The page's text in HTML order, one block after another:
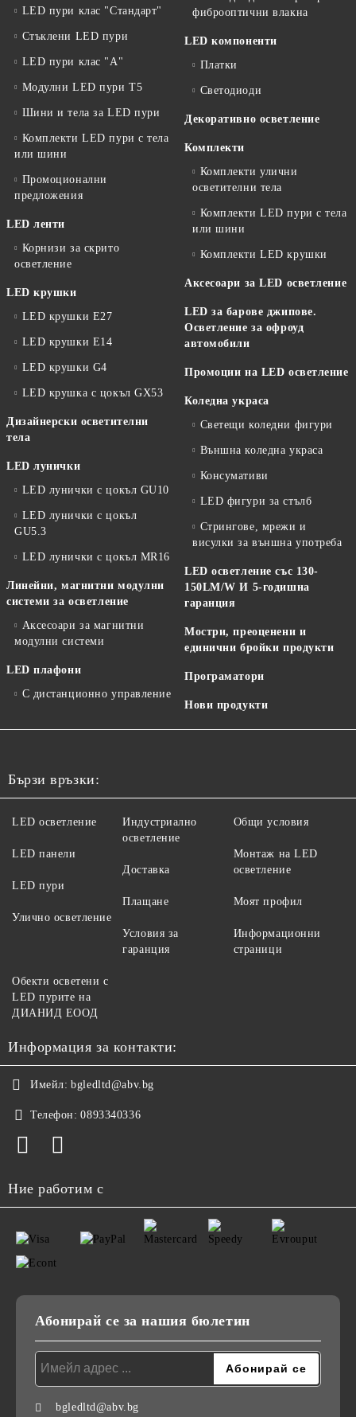
LED пури клас "Стандарт"
Стъклени LED пури
LED пури клас "А"
Модулни LED пури T5
Шини и тела за LED пури
Комплекти LED пури с тела
или шини
Промоционални
предложения
LED ленти
Корнизи за скрито
осветление
LED крушки
LED крушки E27
LED крушки E14
LED крушки G4
LED крушка с цокъл GX53
Дизайнерски осветителни
тела
LED лунички
LED лунички с цокъл GU10
LED лунички с цокъл
GU5.3
LED лунички с цокъл MR16
Линейни, магнитни модулни
системи за осветление
Аксесоари за магнитни
модулни системи
LED плафони
С дистанционно управление
фиброоптични влакна
LED компоненти
Платки
Светодиоди
Декоративно осветление
Комплекти
Комплекти улични
осветителни тела
Комплекти LED пури с тела
или шини
Комплекти LED крушки
Аксесоари за LED осветление
LED за барове джипове.
Осветление за офроуд
автомобили
Промоции на LED осветление
Коледна украса
Светещи коледни фигури
Външна коледна украса
Консумативи
LED фигури за стълб
Стрингове, мрежи и
висулки за външна употреба
LED осветление със 130-
150LM/W И 5-годишна
гаранция
Мостри, преоценени и
единични бройки продукти
Програматори
Нови продукти
Бързи връзки:
LED осветление
LED панели
LED пури
Улично осветление
Индустриално
осветление
Доставка
Плащане
Условия за
гаранция
Общи условия
Монтаж на LED
осветление
Моят профил
Информационни
страници
Обекти осветени с
LED пурите на
ДИАНИД ЕООД
Информация за контакти:
Имейл: bgledltd@abv.bg
Телефон: 0893340336
Ние работим с
Абонирай се за нашия бюлетин
bgledltd@abv.bg